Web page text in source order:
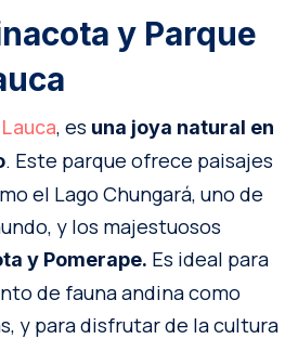
y Parque
, es una joya natural en
. Este parque ofrece paisajes
el Lago Chungará, uno de
y los majestuosos
y Pomerape. Es ideal para
de fauna andina como
y para disfrutar de la cultura